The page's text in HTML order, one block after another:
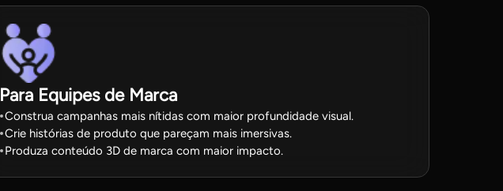
Para Equipes de Marca
Construa campanhas mais nítidas com maior profundidade visual.
Crie histórias de produto que pareçam mais imersivas.
Produza conteúdo 3D de marca com maior impacto.